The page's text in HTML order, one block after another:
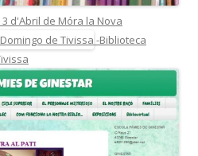
d'Abril de Móra la Nova
-Biblioteca